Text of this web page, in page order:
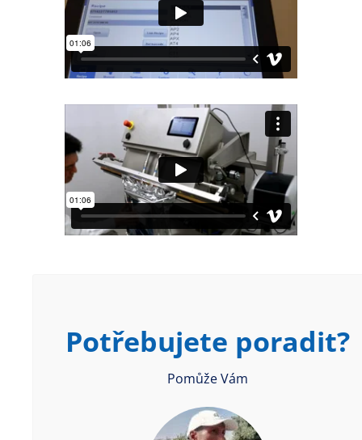
Potřebujete poradit?
Pomůže Vám